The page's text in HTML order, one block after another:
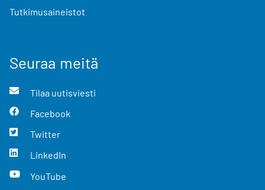
Tutkimusaineistot
Seuraa meitä
Tilaa uutisviesti
Facebook
Twitter
LinkedIn
YouTube